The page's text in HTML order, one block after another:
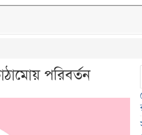
পরিবর্তন